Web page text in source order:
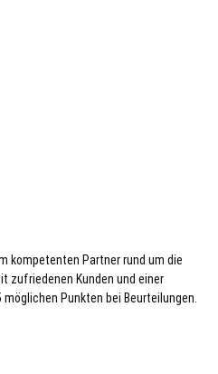
kompetenten Partner rund um die
zufriedenen Kunden und einer
Punkten bei Beurteilungen.